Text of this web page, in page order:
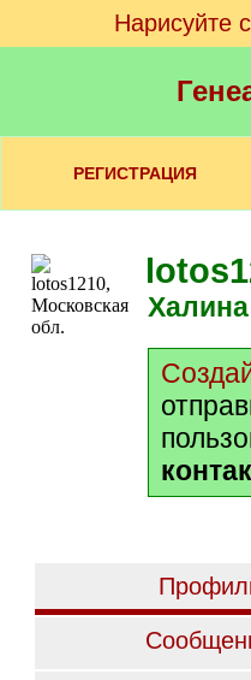
Нарисуйте
РЕГИСТРАЦИЯ